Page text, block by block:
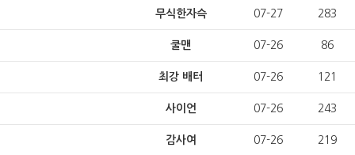
무식한자슥 07-27 283
쿨맨 07-26 86
최강 배터 07-26 121
사이언 07-26 243
감사여 07-26 219